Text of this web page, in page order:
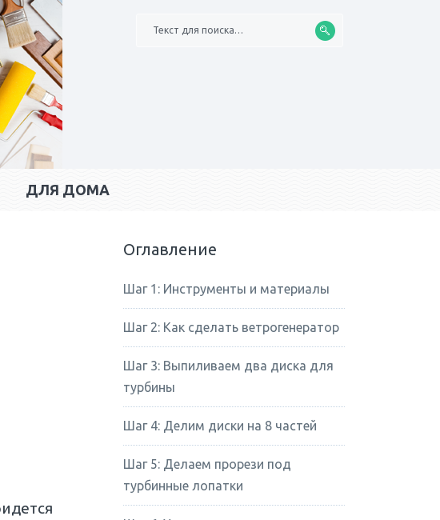
Текст для поиска…
ДЛЯ ДОМА
Оглавление
Шаг 1: Инструменты и материалы
Шаг 2: Как сделать ветрогенератор
Шаг 3: Выпиливаем два диска для
турбины
Шаг 4: Делим диски на 8 частей
Шаг 5: Делаем прорези под
турбинные лопатки